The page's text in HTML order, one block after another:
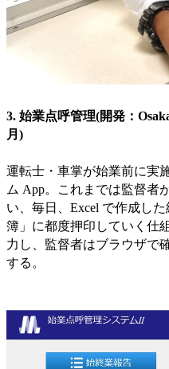
3. 始業点呼管理(開発：
月)
運転士・車掌が始業前に実
ム App。これまでは監督者
い、毎日、Excel で作成し
簿」に都度押印していく仕
力し、監督者はブラウザで
する。